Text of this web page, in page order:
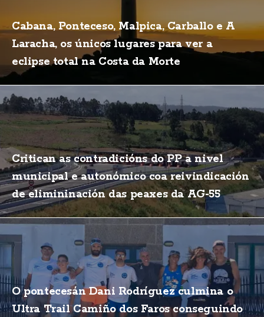
Cabana, Ponteceso, Malpica, Carballo e A
Laracha, os únicos lugares para ver a
eclipse total na Costa da Morte
Critican as contradicións do PP a nivel
municipal e autonómico coa reivindicación
de elimininación das peaxes da AG-55
O pontecesán Dani Rodríguez culmina o
Ultra Trail Camiño dos Faros conseguindo